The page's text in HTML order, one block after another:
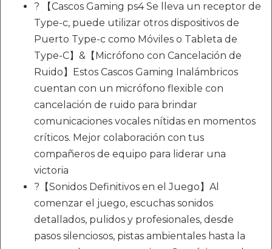
? 【Cascos Gaming ps4 Se lleva un receptor de
Type-c, puede utilizar otros dispositivos de
Puerto Type-c como Móviles o Tableta de
Type-C】&【Micrófono con Cancelación de
Ruido】Estos Cascos Gaming Inalámbricos
cuentan con un micrófono flexible con
cancelación de ruido para brindar
comunicaciones vocales nítidas en momentos
críticos. Mejor colaboración con tus
compañeros de equipo para liderar una
victoria
?【Sonidos Definitivos en el Juego】Al
comenzar el juego, escuchas sonidos
detallados, pulidos y profesionales, desde
pasos silenciosos, pistas ambientales hasta la